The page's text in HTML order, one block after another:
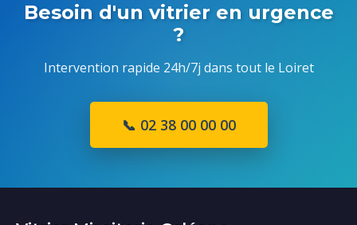
Besoin d'un vitrier en urgence
?
Intervention rapide 24h/7j dans tout le Loiret
📞 02 38 00 00 00